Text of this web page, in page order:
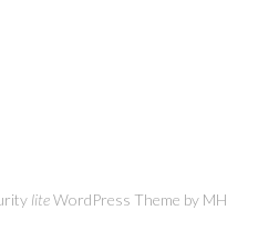
liteWordPress Theme by MH